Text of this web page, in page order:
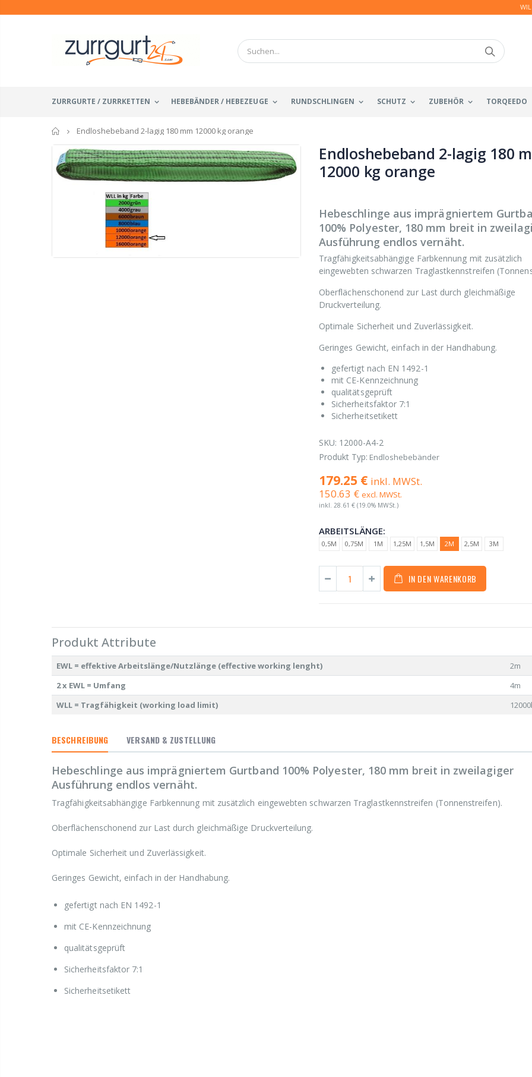
ZURRGURTE / ZURRKETTEN HEBEBÄNDER / HEBEZEUGE RUNDSCHLINGEN SCHUTZ ZUBEHÖR TORQEEDO
Startseite
Endloshebeband 2-lagig 180 mm 12000 kg orange
Endloshebeband 2-lagig 180
12000 kg orange
Hebeschlinge aus imprägniertem
100% Polyester, 180 mm breit in
Ausführung endlos vernäht.
Tragfähigkeitsabhängige Farbkennung mit zusätzlich
eingewebten schwarzen Traglastkennstreifen
Oberflächenschonend zur Last durch gleichmäßige
Druckverteilung.
Optimale Sicherheit und Zuverlässigkeit.
Geringes Gewicht, einfach in der Handhabung.
gefertigt nach EN 1492-1
mit CE-Kennzeichnung
qualitätsgeprüft
Sicherheitsfaktor 7:1
Sicherheitsetikett
SKU: 12000-A4-2
Produkt Typ: Endloshebebänder
179.25 € inkl. MWSt.
150.63 € excl. MWSt.
inkl. 28.61 € (19.0% MWSt.)
ARBEITSLÄNGE:
0,5M 0,75M 1M 1,25M 1,5M 2M 2,5M 3M
IN DEN WARENKORB
Produkt Attribute
EWL = effektive Arbeitslänge/Nutzlänge (effective working lenght)
2m
2 x EWL = Umfang
4m
WLL = Tragfähigkeit (working load limit)
BESCHREIBUNG VERSAND & ZUSTELLUNG
Hebeschlinge aus imprägniertem Gurtband 100% Polyester, 180 mm breit in zweilagiger
Ausführung endlos vernäht.
Tragfähigkeitsabhängige Farbkennung mit zusätzlich eingewebten schwarzen Traglastkennstreifen (Tonnenstreifen).
Oberflächenschonend zur Last durch gleichmäßige Druckverteilung.
Optimale Sicherheit und Zuverlässigkeit.
Geringes Gewicht, einfach in der Handhabung.
gefertigt nach EN 1492-1
mit CE-Kennzeichnung
qualitätsgeprüft
Sicherheitsfaktor 7:1
Sicherheitsetikett